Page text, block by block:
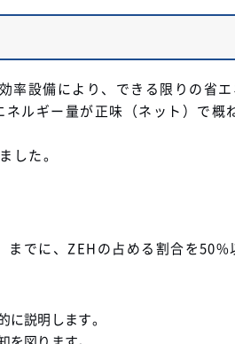
設備により、できる限りの省エ
ルギー量が正味（ネット）で概
した。
でに、ZEHの占める割合を50%
に説明します。